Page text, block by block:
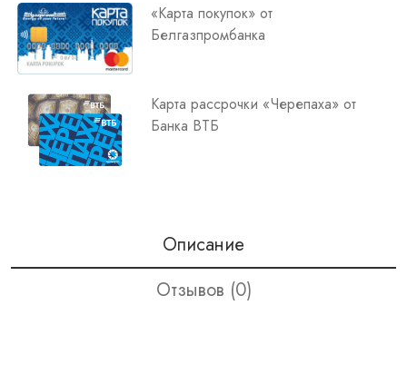
«Карта покупок» от
Белгазпромбанка
Карта рассрочки «Черепаха» от
Банка ВТБ
Описание
Отзывов (0)